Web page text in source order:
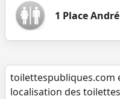
1 Place
toilettespubliques.com
localisation des